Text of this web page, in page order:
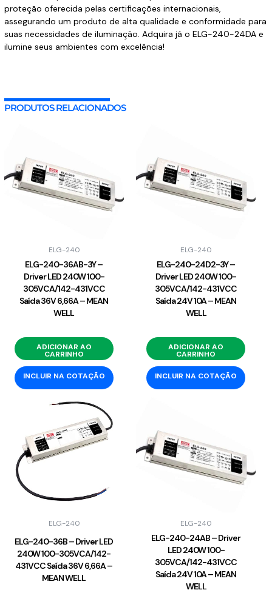
proteção oferecida pelas certificações internacionais,
assegurando um produto de alta qualidade e conformidade para
suas necessidades de iluminação. Adquira já o ELG-240-24DA e
ilumine seus ambientes com excelência!
PRODUTOS RELACIONADOS
ELG-240
ELG-240-36AB-3Y –
Driver LED 240W 100-
305VCA/142-431VCC
Saída 36V 6,66A – MEAN
WELL
ADICIONAR AO
CARRINHO
INCLUIR NA COTAÇÃO
ELG-240
ELG-240-24D2-3Y –
Driver LED 240W 100-
305VCA/142-431VCC
Saída 24V 10A – MEAN
WELL
ADICIONAR AO
CARRINHO
INCLUIR NA COTAÇÃO
ELG-240
ELG-240-36B – Driver LED
240W 100-305VCA/142-
431VCC Saída 36V 6,66A –
MEAN WELL
ELG-240
ELG-240-24AB – Driver
LED 240W 100-
305VCA/142-431VCC
Saída 24V 10A – MEAN
WELL